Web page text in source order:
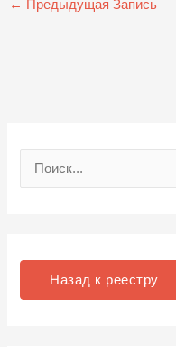
← Предыдущая Запись
Назад к реестру